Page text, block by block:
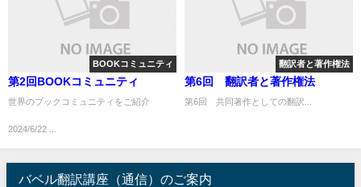
BOOKコミュニティ
第2回BOOKコミュニティ
世界のブックコミュニティをご紹介
2024/6/22 ...
翻訳者と著作権法
第6回 翻訳者と著作権法
第6回 共同著作としての翻訳...
バベル翻訳講座（通信）のご案内